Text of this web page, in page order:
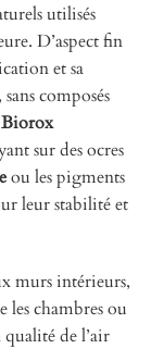
utilisés
D’aspect fin
et sa
composés
Biorox
sur des ocres
ou les pigments
leur stabilité et
murs intérieurs,
les chambres ou
de l’air